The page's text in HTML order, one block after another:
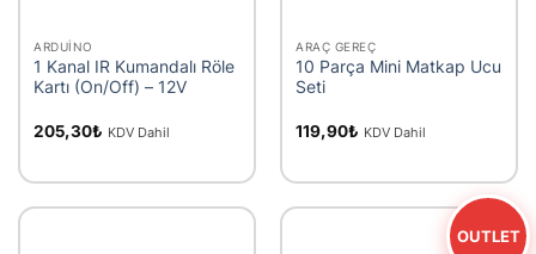
ARDUINO
1 Kanal IR Kumandalı Röle
Kartı (On/Off) – 12V
205,30₺ KDV Dahil
ARAÇ GEREÇ
10 Parça Mini Matkap Ucu
Seti
119,90₺ KDV Dahil
OUTLET